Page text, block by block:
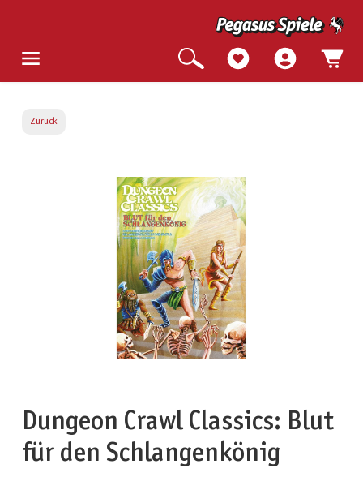
Zurück
Bildergalerie überspringen
Dungeon Crawl Classics: Blut
für den Schlangenkönig